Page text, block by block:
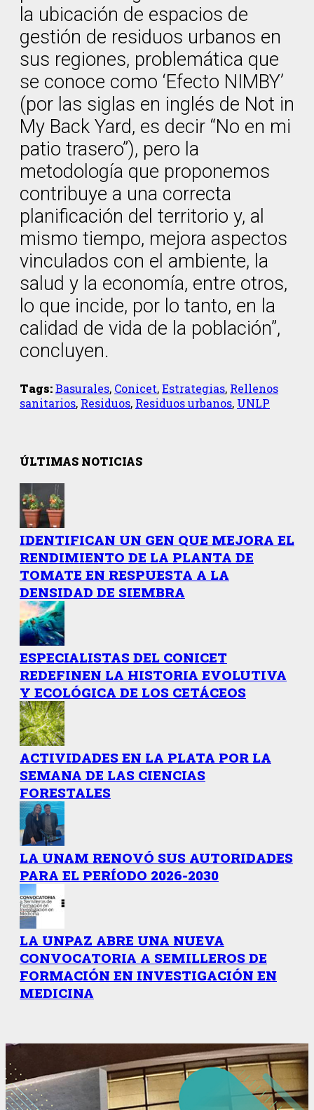
la ubicación de espacios de
gestión de residuos urbanos en
sus regiones, problemática que
se conoce como ‘Efecto NIMBY’
(por las siglas en inglés de Not in
My Back Yard, es decir “No en mi
patio trasero”), pero la
metodología que proponemos
contribuye a una correcta
planificación del territorio y, al
mismo tiempo, mejora aspectos
vinculados con el ambiente, la
salud y la economía, entre otros,
lo que incide, por lo tanto, en la
calidad de vida de la población”,
concluyen.
Tags:Basurales, Conicet,Estrategias, Rellenos
sanitarios, Residuos, Residuos urbanos, UNLP
ÚLTIMAS NOTICIAS
IDENTIFICAN UN GEN QUE MEJORA EL
RENDIMIENTO DE LA PLANTA DE
TOMATE EN RESPUESTA A LA
DENSIDAD DE SIEMBRA
ESPECIALISTAS DEL CONICET
REDEFINEN LA HISTORIA EVOLUTIVA
Y ECOLÓGICA DE LOS CETÁCEOS
ACTIVIDADES EN LA PLATA POR LA
SEMANA DE LAS CIENCIAS
FORESTALES
LA UNAM RENOVÓ SUS AUTORIDADES
PARA EL PERÍODO 2026-2030
LA UNPAZ ABRE UNA NUEVA
CONVOCATORIA A SEMILLEROS DE
FORMACIÓN EN INVESTIGACIÓN EN
MEDICINA